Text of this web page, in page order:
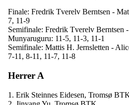
Finale: Fredrik Tverelv Berntsen -
7, 11-9
Semifinale: Fredrik Tverelv Berntsen
Munyaruguru: 11-5, 11-3, 11-1
Semifinale: Mattis H. Jernsletten -
7-11, 8-11, 11-7, 11-8
Herrer A
1. Erik Steinnes Eidesen, Tromsø